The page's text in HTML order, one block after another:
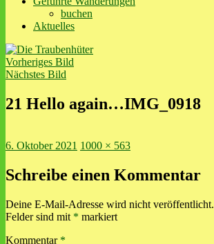
buchen
Aktuelles
Vorheriges Bild
Nächstes Bild
21 Hello again…IMG_0918
Veröffentlicht
6. Oktober 2021 Volle
1000 × 563
Schreibe einen Kommentar
Deine E-Mail-Adresse wird nicht veröffentlicht.
Felder sind mit * markiert
Kommentar *